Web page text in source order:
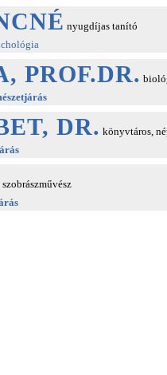
nyugdíjas tanító
PROF.DR.
DR. könyvtáros,
szobrászművész